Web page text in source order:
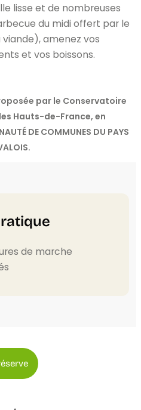
lisse et de nombreuses
du midi offert par le
amenez vos
et vos boissons.
par le Conservatoire
Hauts-de-France, en
DE COMMUNES DU PAYS
de marche